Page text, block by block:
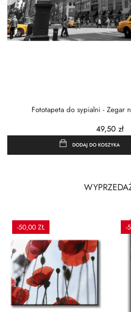
Fototapeta do sypialni - Zegar
49,50 zł
DODAJ DO KOSZYKA
‹
-50,00 ZŁ -